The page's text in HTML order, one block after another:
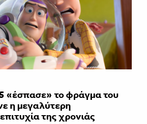
«έσπασε» το φράγμα του
η μεγαλύτερη
της χρονιάς